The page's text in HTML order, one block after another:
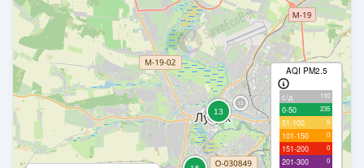
AQI PM2.5
с/д 110
0-50 235
51-100 5
101-150 0
151-200 0
201-300 0